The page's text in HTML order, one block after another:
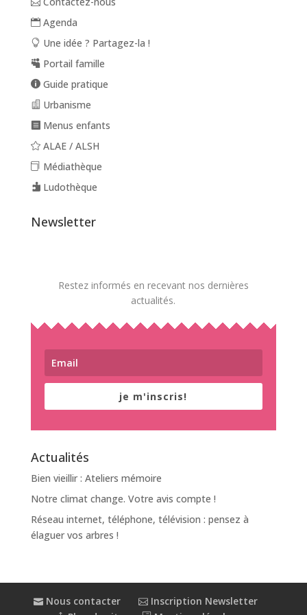
Agenda
Une idée ? Partagez-la !
Portail famille
Guide pratique
Urbanisme
Menus enfants
ALAE / ALSH
Médiathèque
Ludothèque
Newsletter
Restez informés en recevant nos dernières
actualités.
je m'inscris!
Actualités
Bien vieillir : Ateliers mémoire
Notre climat change. Votre avis compte !
Réseau internet, téléphone, télévision : pensez à
élaguer vos arbres !
Nous contacter
Inscription Newsletter